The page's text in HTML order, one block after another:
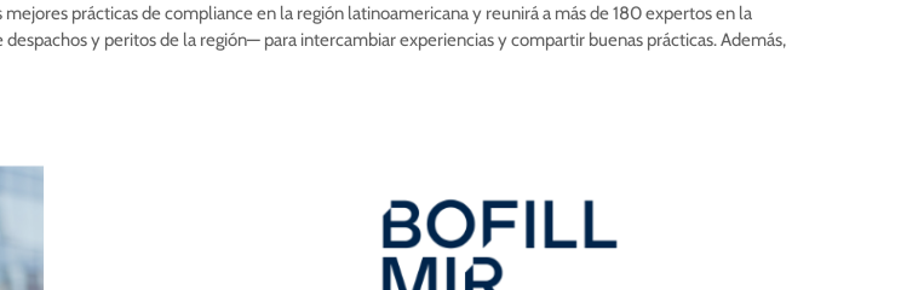
prácticas de compliance en la región latinoamericana y reunirá a más de 180 expertos en la
y peritos de la región— para intercambiar experiencias y compartir buenas prácticas. Además,